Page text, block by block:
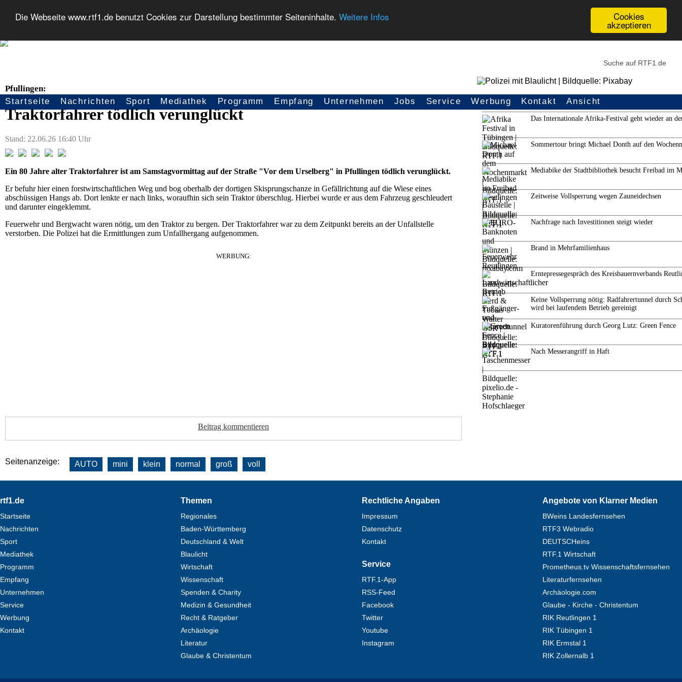
Cookies
akzeptieren
Die Webseite www.rtf1.de benutzt Cookies zur Darstellung bestimmter Seiteninhalte. Weitere Infos
Seitennavigation
Startseite Nachrichten Sport Mediathek Programm Empfang Unternehmen Jobs Service Werbung Kontakt Ansicht
Pfullingen:
Traktorfahrer tödlich verunglückt
Stand: 22.06.26 16:40 Uhr
Ein 80 Jahre alter Traktorfahrer ist am Samstagvormittag auf der Straße "Vor dem Urselberg" in Pfullingen tödlich verunglückt.
Er befuhr hier einen forstwirtschaftlichen Weg und bog oberhalb der dortigen Skisprungschanze in Gefällrichtung auf die Wiese eines
abschüssigen Hangs ab. Dort lenkte er nach links, woraufhin sich sein Traktor überschlug. Hierbei wurde er aus dem Fahrzeug geschleudert
und darunter eingeklemmt.
Feuerwehr und Bergwacht waren nötig, um den Traktor zu bergen. Der Traktorfahrer war zu dem Zeitpunkt bereits an der Unfallstelle
verstorben. Die Polizei hat die Ermittlungen zum Unfallhergang aufgenommen.
WERBUNG:
Beitrag kommentieren
Weitere Themen
Das Internationale Afrika-Festival geht wieder an
Sommertour bringt Michael Donth auf den
Mediabike der Stadtbibliothek besucht Freibad im
Zeitweise Vollsperrung wegen Zauneidechsen
Nachfrage nach Investitionen steigt wieder
Brand in Mehrfamilienhaus
Erntepressegespräch des Kreisbauernverbands
Keine Vollsperrung nötig: Radfahrertunnel durch
wird bei laufendem Betrieb gereinigt
Kuratorenführung durch Georg Lutz: Green Fence
Nach Messerangriff in Haft
Seitenanzeige: AUTO mini klein normal groß voll
Footer
rtf1.de
Startseite
Nachrichten
Sport
Mediathek
Programm
Empfang
Unternehmen
Service
Werbung
Kontakt
Themen
Regionales
Baden-Württemberg
Deutschland & Welt
Blaulicht
Wirtschaft
Wissenschaft
Spenden & Charity
Medizin & Gesundheit
Recht & Ratgeber
Archäologie
Literatur
Glaube & Christentum
Rechtliche Angaben
Impressum
Datenschutz
Kontakt
Service
RTF.1-App
RSS-Feed
Facebook
Twitter
Youtube
Instagram
Angebote von Klarner Medien
BWeins Landesfernsehen
RTF3 Webradio
DEUTSCHeins
RTF.1 Wirtschaft
Prometheus.tv Wissenschaftsfernsehen
Literaturfernsehen
Archäologie.com
Glaube - Kirche - Christentum
RIK Reutlingen 1
RIK Tübingen 1
RIK Ermstal 1
RIK Zollernalb 1